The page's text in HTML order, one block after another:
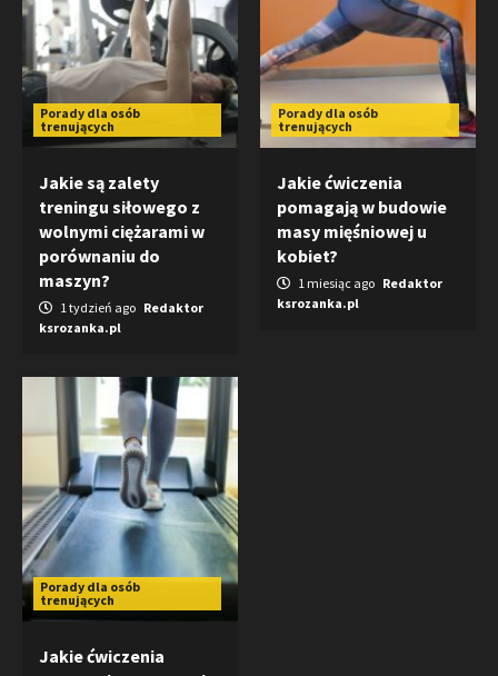
Porady dla osób
trenujących
Jakie są zalety
treningu siłowego z
wolnymi ciężarami w
porównaniu do
maszyn?
1 tydzień ago Redaktor
ksrozanka.pl
Porady dla osób
trenujących
Jakie ćwiczenia
pomagają w budowie
masy mięśniowej u
kobiet?
1 miesiąc ago Redaktor
ksrozanka.pl
Porady dla osób
trenujących
Jakie ćwiczenia